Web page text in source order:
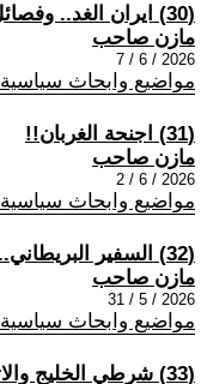
(30) ايران الغد.. وفصائل اليوم!!
مازن صاحب
2026 / 6 / 7
مواضيع وابحاث سياسية
(31) اجنحة الغربان!!
مازن صاحب
2026 / 6 / 2
مواضيع وابحاث سياسية
(32) السفير البريطاني.. قول على قول!!
مازن صاحب
2026 / 5 / 31
مواضيع وابحاث سياسية
(33) شرطي الخليج والاتفاقات الابراهيمية!!!